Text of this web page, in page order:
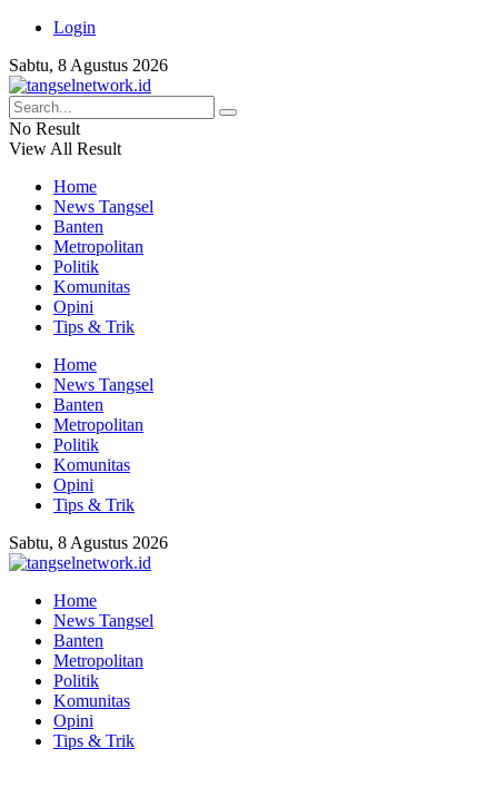
Login
Sabtu, 8 Agustus 2026
No Result
View All Result
Home
News Tangsel
Banten
Metropolitan
Politik
Komunitas
Opini
Tips & Trik
Home
News Tangsel
Banten
Metropolitan
Politik
Komunitas
Opini
Tips & Trik
Sabtu, 8 Agustus 2026
Home
News Tangsel
Banten
Metropolitan
Politik
Komunitas
Opini
Tips & Trik